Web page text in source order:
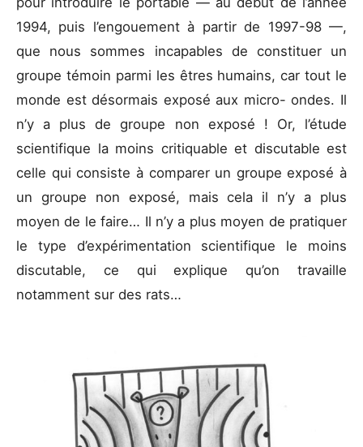
1994, puis l’engouement à partir de 1997-98 —,
que nous sommes incapables de constituer un
groupe témoin parmi les êtres humains, car tout le
monde est désormais exposé aux micro- ondes. Il
n’y a plus de groupe non exposé ! Or, l’étude
scientifique la moins critiquable et discutable est
celle qui consiste à comparer un groupe exposé à
un groupe non exposé, mais cela il n’y a plus
moyen de le faire… Il n’y a plus moyen de pratiquer
le type d’expérimentation scientifique le moins
discutable, ce qui explique qu’on travaille
notamment sur des rats…